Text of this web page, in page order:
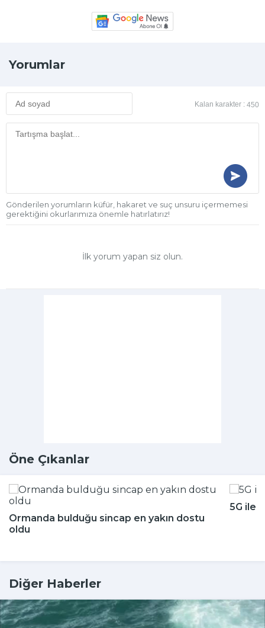
Yorumlar
Kalan karakter : 450
Gönderilen yorumların küfür, hakaret ve suç unsuru içermemesi
gerektiğini okurlarımıza önemle hatırlatırız!
İlk yorum yapan siz olun.
Öne Çıkanlar
Ormanda bulduğu sincap en yakın dostu
oldu
5G ile
Diğer Haberler